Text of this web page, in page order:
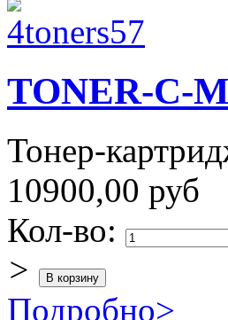
TONER-C-
Тонер-
10900,00 руб
Кол-во:
>
Подробно>